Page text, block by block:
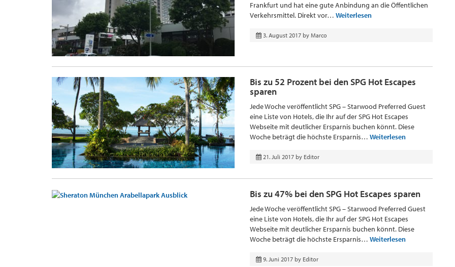
Frankfurt und hat eine gute Anbindung an die Öffentlichen
Verkehrsmittel. Direkt vor… Weiterlesen
3. August 2017 by Marco
Bis zu 52 Prozent bei den SPG Hot Escapes
sparen
Jede Woche veröffentlicht SPG – Starwood Preferred Guest
eine Liste von Hotels, die Ihr auf der SPG Hot Escapes
Webseite mit deutlicher Ersparnis buchen könnt. Diese
Woche beträgt die höchste Ersparnis… Weiterlesen
21. Juli 2017 by Editor
Bis zu 47% bei den SPG Hot Escapes sparen
Jede Woche veröffentlicht SPG – Starwood Preferred Guest
eine Liste von Hotels, die Ihr auf der SPG Hot Escapes
Webseite mit deutlicher Ersparnis buchen könnt. Diese
Woche beträgt die höchste Ersparnis… Weiterlesen
9. Juni 2017 by Editor